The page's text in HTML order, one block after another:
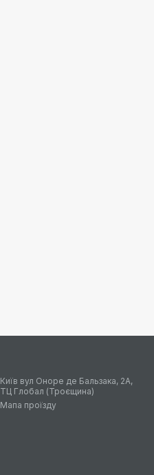
Київ вул Оноре де Бальзака, 2А,
ТЦ Глобал (Троєщина)
Мапа проїзду